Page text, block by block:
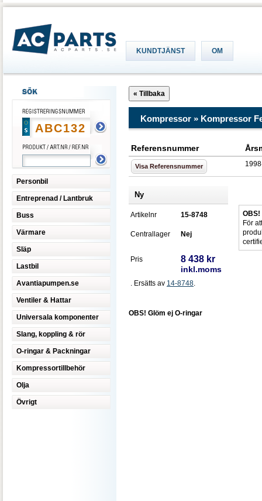
KUNDTJÄNST OM
Personbil
Entreprenad / Lantbruk
Buss
Värmare
Släp
Lastbil
Avantiapumpen.se
Ventiler & Hattar
Universala komponenter
Slang, koppling & rör
O-ringar & Packningar
Kompressortillbehör
Olja
Övrigt
Kompressor » Kompressor
Referensnummer
Visa Referensnummer
Ny
Artikelnr 15-8748
Centrallager Nej
Pris 8 438 kr
inkl.moms
. Ersätts av 14-8748.
OBS! Glöm ej O-ringar
OBS!
För